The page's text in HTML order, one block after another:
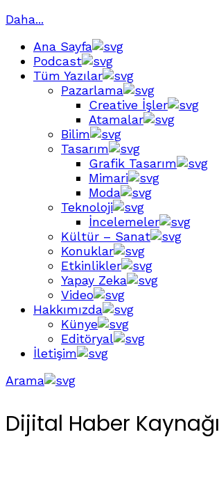
Daha...
Ana Sayfa
Podcast
Tüm Yazılar
Pazarlama
Creative İşler
Atamalar
Bilim
Tasarım
Grafik Tasarım
Mimari
Moda
Teknoloji
İncelemeler
Kültür – Sanat
Konuklar
Etkinlikler
Yapay Zeka
Video
Hakkımızda
Künye
Editöryal
İletişim
Arama
Dijital Haber Kaynağı